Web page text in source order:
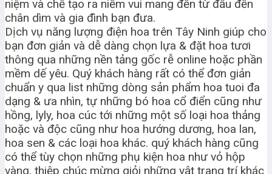
niệm và chế tạo ra niềm vui mang đến từ đầu đến
chân dìm và gia đình bạn đưa.
Dịch vụ năng lượng điện hoa trên Tây Ninh giúp cho
bạn đơn giản và dễ dàng chọn lựa & đặt hoa tươi
thông qua những nền tảng gốc rễ online hoặc phần
mềm dế yêu. Quý khách hàng rất có thể đơn giản
chuẩn y qua list những dòng sản phẩm hoa tuoi đa
dạng & ưa nhìn, tự những bó hoa cổ điển cũng như
hồng, lyly, hoa cúc tới những một số loại hoa thảng
hoặc và độc cũng như hoa hướng dương, hoa lan,
hoa sen & các loại hoa khác. quý khách hàng cũng
có thể tùy chọn những phụ kiện hoa như vỏ hộp
vàng, thiệp chúc mừng giỏi những vật trang trí khác